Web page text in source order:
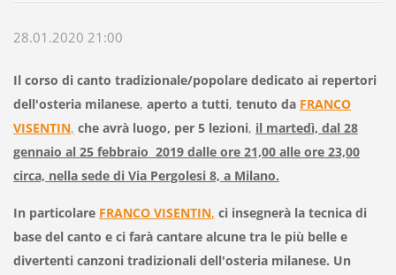
28.01.2020 21:00
Il corso di canto tradizionale/popolare dedicato ai repertori
dell'osteria milanese, aperto a tutti, tenuto da FRANCO
VISENTIN, che avrà luogo, per 5 lezioni, il martedì, dal 28
gennaio al 25 febbraio 2019 dalle ore 21,00 alle ore 23,00
circa, nella sede di Via Pergolesi 8, a Milano.
In particolare FRANCO VISENTIN, ci insegnerà la tecnica di
base del canto e ci farà cantare alcune tra le più belle e
divertenti canzoni tradizionali dell'osteria milanese. Un